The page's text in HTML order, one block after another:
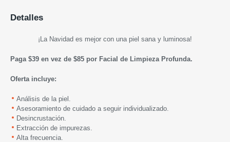
Detalles
¡La Navidad es mejor con una piel sana y luminosa!
Paga $39 en vez de $85 por Facial de Limpieza Profunda.
Oferta incluye:
Análisis de la piel.
Asesoramiento de cuidado a seguir individualizado.
Desincrustación.
Extracción de impurezas.
Alta frecuencia.